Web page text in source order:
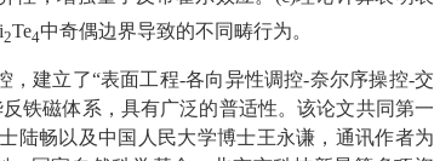
2Te4中奇偶边界导致的不同畴行为。
建立了“表面工程-各向异性调控-奈尔序操控-交
铁磁体系，具有广泛的普适性。该论文共同第一
陆畅以及中国人民大学博士王永谦，通讯作者为